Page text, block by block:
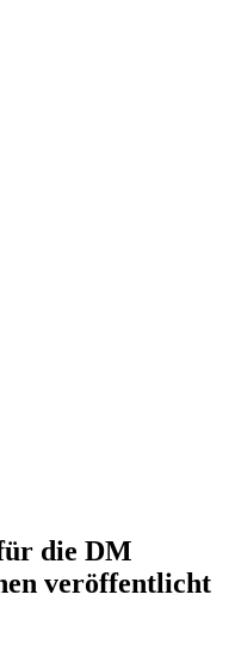
die DM
veröffentlicht